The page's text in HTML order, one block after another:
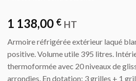
1 138,00 € HT
Armoire réfrigérée extérieur laqué
positive. Volume utile 395 litres.
thermoformée avec 20 niveaux de
arrondies. En dotation: 3 grilles + 1